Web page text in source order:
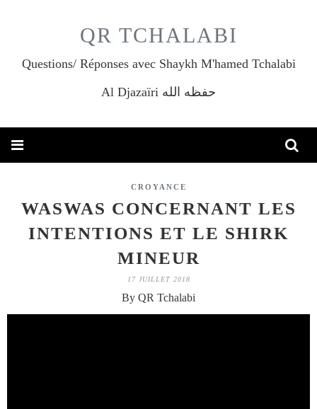
QR TCHALABI
Questions/ Réponses avec Shaykh M'hamed Tchalabi
Al Djazaïri حفظه الله
CROYANCE
WASWAS CONCERNANT LES
INTENTIONS ET LE SHIRK
MINEUR
17 JUILLET 2018
By QR Tchalabi